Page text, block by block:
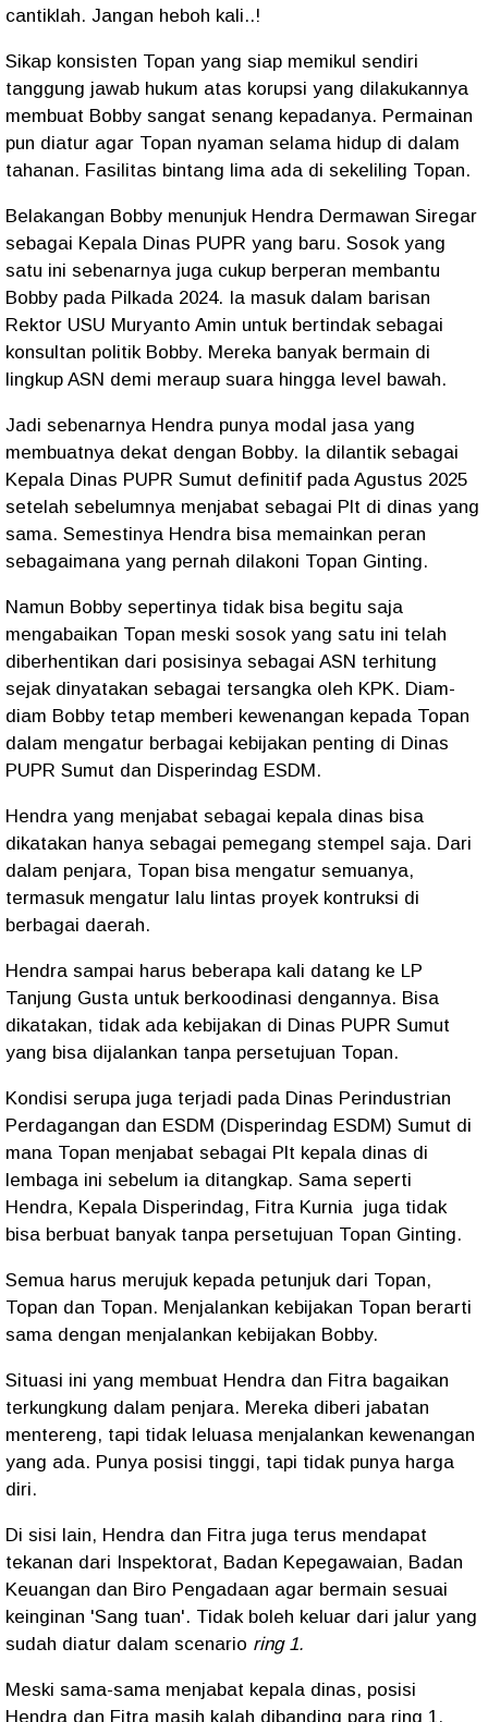
cantiklah. Jangan heboh kali..!
Sikap konsisten Topan yang siap memikul sendiri
tanggung jawab hukum atas korupsi yang dilakukannya
membuat Bobby sangat senang kepadanya. Permainan
pun diatur agar Topan nyaman selama hidup di dalam
tahanan. Fasilitas bintang lima ada di sekeliling Topan.
Belakangan Bobby menunjuk Hendra Dermawan Siregar
sebagai Kepala Dinas PUPR yang baru. Sosok yang
satu ini sebenarnya juga cukup berperan membantu
Bobby pada Pilkada 2024. Ia masuk dalam barisan
Rektor USU Muryanto Amin untuk bertindak sebagai
konsultan politik Bobby. Mereka banyak bermain di
lingkup ASN demi meraup suara hingga level bawah.
Jadi sebenarnya Hendra punya modal jasa yang
membuatnya dekat dengan Bobby. Ia dilantik sebagai
Kepala Dinas PUPR Sumut definitif pada Agustus 2025
setelah sebelumnya menjabat sebagai Plt di dinas yang
sama. Semestinya Hendra bisa memainkan peran
sebagaimana yang pernah dilakoni Topan Ginting.
Namun Bobby sepertinya tidak bisa begitu saja
mengabaikan Topan meski sosok yang satu ini telah
diberhentikan dari posisinya sebagai ASN terhitung
sejak dinyatakan sebagai tersangka oleh KPK. Diam-
diam Bobby tetap memberi kewenangan kepada Topan
dalam mengatur berbagai kebijakan penting di Dinas
PUPR Sumut dan Disperindag ESDM.
Hendra yang menjabat sebagai kepala dinas bisa
dikatakan hanya sebagai pemegang stempel saja. Dari
dalam penjara, Topan bisa mengatur semuanya,
termasuk mengatur lalu lintas proyek kontruksi di
berbagai daerah.
Hendra sampai harus beberapa kali datang ke LP
Tanjung Gusta untuk berkoodinasi dengannya. Bisa
dikatakan, tidak ada kebijakan di Dinas PUPR Sumut
yang bisa dijalankan tanpa persetujuan Topan.
Kondisi serupa juga terjadi pada Dinas Perindustrian
Perdagangan dan ESDM (Disperindag ESDM) Sumut di
mana Topan menjabat sebagai Plt kepala dinas di
lembaga ini sebelum ia ditangkap. Sama seperti
Hendra, Kepala Disperindag, Fitra Kurnia juga tidak
bisa berbuat banyak tanpa persetujuan Topan Ginting.
Semua harus merujuk kepada petunjuk dari Topan,
Topan dan Topan. Menjalankan kebijakan Topan berarti
sama dengan menjalankan kebijakan Bobby.
Situasi ini yang membuat Hendra dan Fitra bagaikan
terkungkung dalam penjara. Mereka diberi jabatan
mentereng, tapi tidak leluasa menjalankan kewenangan
yang ada. Punya posisi tinggi, tapi tidak punya harga
diri.
Di sisi lain, Hendra dan Fitra juga terus mendapat
tekanan dari Inspektorat, Badan Kepegawaian, Badan
Keuangan dan Biro Pengadaan agar bermain sesuai
keinginan 'Sang tuan'. Tidak boleh keluar dari jalur yang
sudah diatur dalam scenario ring 1.
Meski sama-sama menjabat kepala dinas, posisi
Hendra dan Fitra masih kalah dibanding para ring 1,